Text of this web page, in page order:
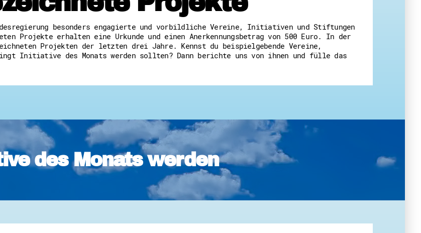
Freiwilligenmanagement
Hessen engagiert - Digitale Themenabende
Kompetenznachweis Hessen
Zeugnisbeiblatt
Service-Learning
Generationsübergreifend aktiv
Patenschaftsprojekte
Qualifizierung & Fortbildung
Stiftungen
Vereine, Spenden, Steuern - Gut zu Wissen
Versicherungsschutz
Wissenswertes rund um dein Ehrenamt
Zahlen, Daten, Fakten aus Hessen
Suche
besonders engagierte und vorbildliche Vereine, Initiativen und Stiftungen
Projekte erhalten eine Urkunde und einen Anerkennungsbetrag von 500 Euro. In der
Projekten der letzten drei Jahre. Kennst du beispielgebende Vereine,
Initiative des Monats werden sollten? Dann berichte uns von ihnen und fülle das
des Monats werden